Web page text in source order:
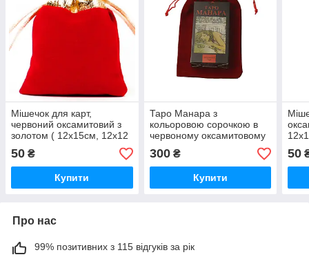
Мішечок для карт,
червоний оксамитовий з
золотом ( 12х15см, 12х12
)
50 ₴
Купити
Таро Манара з
кольоровою сорочкою в
червоному оксамитовому
мішечку, (ukraine)
300₴
Купити
50
Про нас
99% позитивних з 115 відгуків за рік